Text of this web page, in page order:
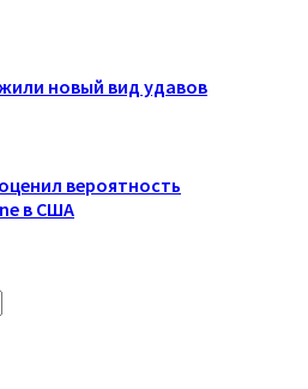
новый вид удавов
вероятность
в США